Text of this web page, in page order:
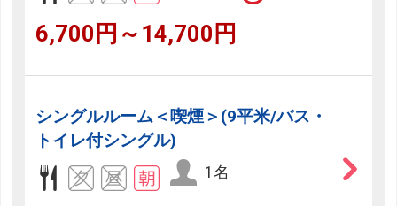
6,700円～14,700円
シングルルーム＜喫煙＞(9平米/バス・
トイレ付シングル)
1名